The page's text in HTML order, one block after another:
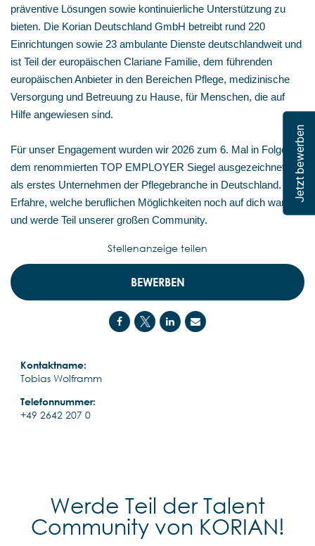
Jetzt bewerben
präventive Lösungen sowie kontinuierliche Unterstützung zu
bieten. Die Korian Deutschland GmbH betreibt rund 220
Einrichtungen sowie 23 ambulante Dienste deutschlandweit und
ist Teil der europäischen Clariane Familie, dem führenden
europäischen Anbieter in den Bereichen Pflege, medizinische
Versorgung und Betreuung zu Hause, für Menschen, die auf
Hilfe angewiesen sind.
Für unser Engagement wurden wir 2026 zum 6. Mal in Folge mit
dem renommierten TOP EMPLOYER Siegel ausgezeichnet –
als erstes Unternehmen der Pflegebranche in Deutschland.
Erfahre, welche beruflichen Möglichkeiten noch auf dich warten,
und werde Teil unserer großen Community.
BEWERBEN
Kontaktname:
Tobias Wolframm
Telefonnummer:
+49 2642 207 0
Stellenanzeige teilen
Werde Teil der Talent
Community von KORIAN!